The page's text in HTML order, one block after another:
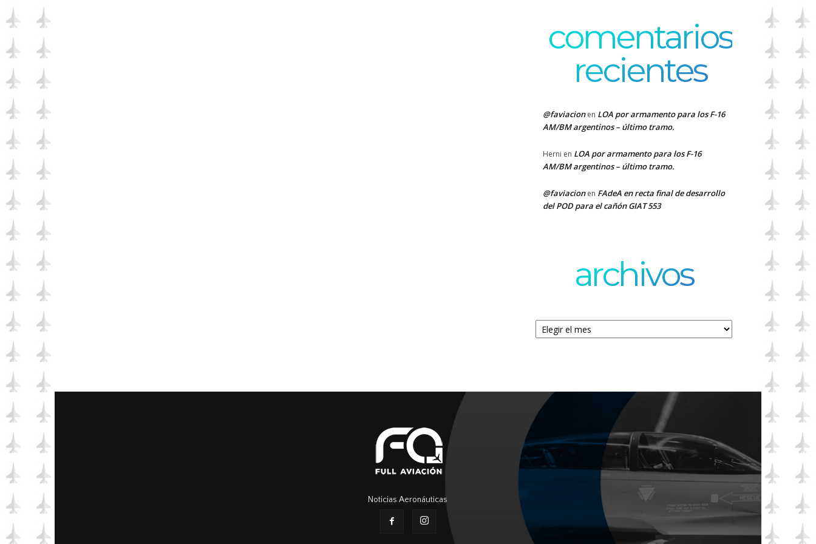
comentarios
recientes
@faviacionen LOA por armamento para los F-16
AM/BM argentinos – último tramo.
Herni en LOA por armamento para los F-16
AM/BM argentinos – último tramo.
@faviacionen FAdeA en recta final de desarrollo
del POD para el cañón GIAT 553
archivos
Archivos
Noticias Aeronáuticas